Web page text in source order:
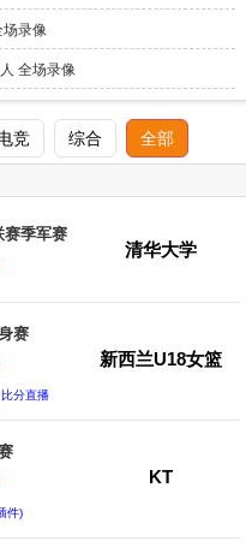
场录像
全场录像
竞 综合 全部
赛季军赛
清华大学
赛
分直播
新西兰U18女篮
件)
KT